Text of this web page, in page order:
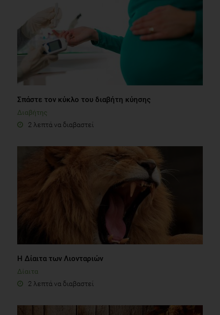
Σπάστε τον κύκλο του διαβήτη κύησης
Διαβήτης
2 λεπτά να διαβαστεί
Η Δίαιτα των Λιονταριών
Δίαιτα
2 λεπτά να διαβαστεί